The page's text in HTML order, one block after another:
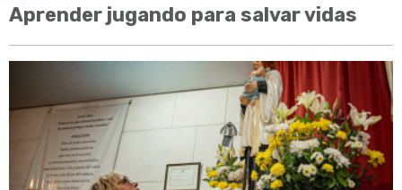
Aprender jugando para salvar vidas